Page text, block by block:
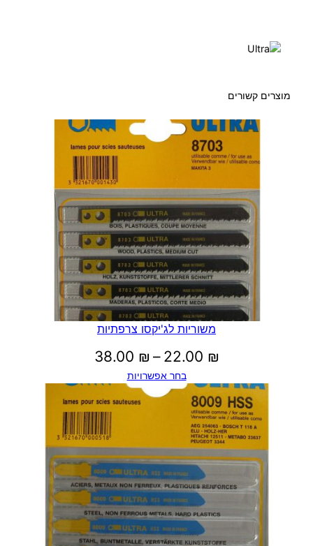
מוצרים קשורים
משוריות לג'יקסו צרפתיות
22.00 ₪
–
38.00 ₪
עד
⁦38.00 ₪⁩
בחר אפשרויות